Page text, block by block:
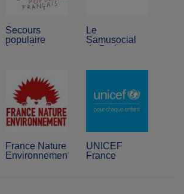
Secours
populaire
français
Le
Samusocial
de Paris
France Nature
Environnement
UNICEF
France